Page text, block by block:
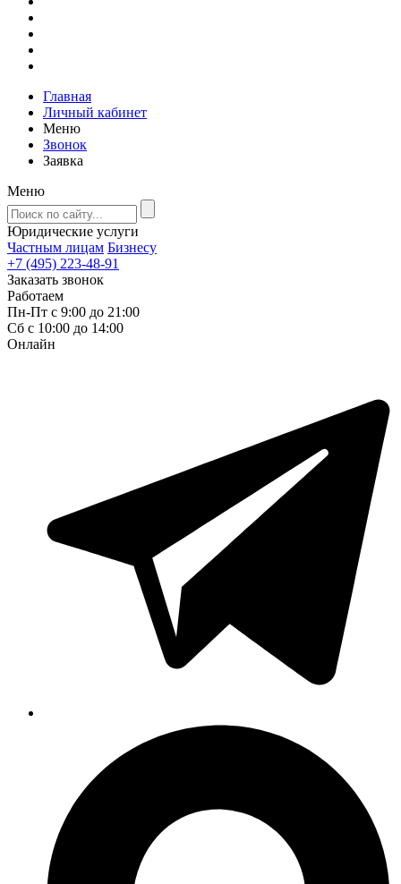
Главная
Личный кабинет
Меню
Звонок
Заявка
Меню
Юридические услуги
Частным лицам Бизнесу
+7 (495) 223-48-91
Заказать звонок
Работаем
Пн-Пт с 9:00 до 21:00
Сб с 10:00 до 14:00
Онлайн